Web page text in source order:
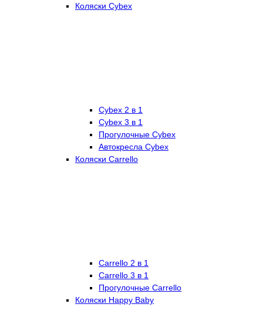
Коляски Cybex
Cybex 2 в 1
Cybex 3 в 1
Прогулочные Cybex
Автокресла Cybex
Коляски Carrello
Carrello 2 в 1
Carrello 3 в 1
Прогулочные Carrello
Коляски Happy Baby